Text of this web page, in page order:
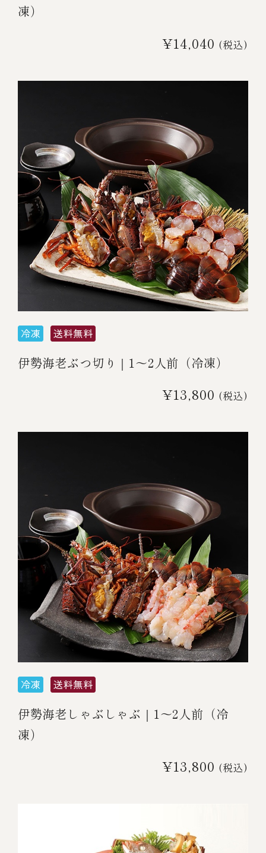
凍）
¥14,040 (税込)
伊勢海老ぶつ切り｜1～2人前（冷凍）
¥13,800 (税込)
伊勢海老しゃぶしゃぶ｜1～2人前（冷
凍）
¥13,800 (税込)